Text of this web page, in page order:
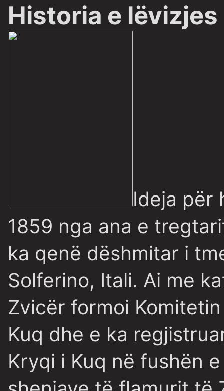
Historia e lëvizjes
Ideja për
1859 nga ana e
ka qenë dëshmitar i
Solferino, Itali. Ai me
Zvicër formoi
Kuq dhe e ka
Kryqi i Kuq në fushën